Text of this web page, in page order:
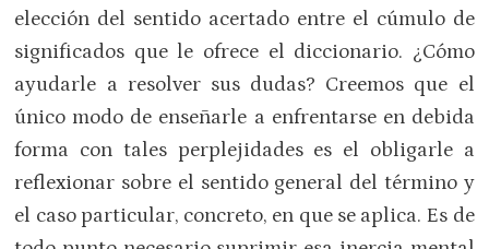
elección del sentido acertado entre el cúmulo de
significados que le ofrece el diccionario. ¿Cómo
ayudarle a resolver sus dudas? Creemos que el
único modo de enseñarle a enfrentarse en debida
forma con tales perplejidades es el obligarle a
reflexionar sobre el sentido general del término y
el caso particular, concreto, en que se aplica. Es de